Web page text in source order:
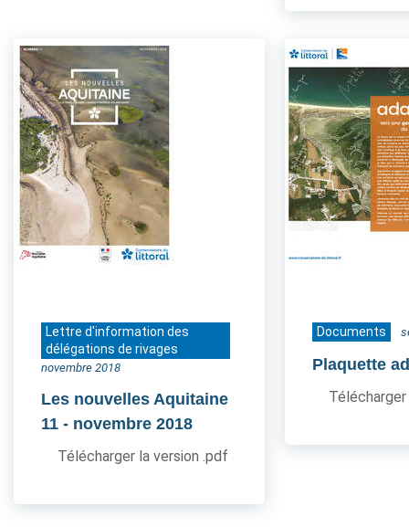
Lettre d'information des
délégations de rivages
novembre 2018
Les nouvelles Aquitaine
11 - novembre 2018
Télécharger la version .pdf
Documents
Plaquette